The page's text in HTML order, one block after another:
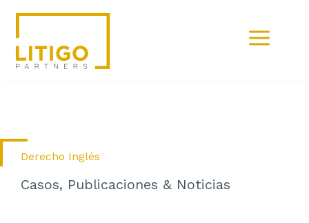
contenido
Derecho Inglés
Casos, Publicaciones & Noticias